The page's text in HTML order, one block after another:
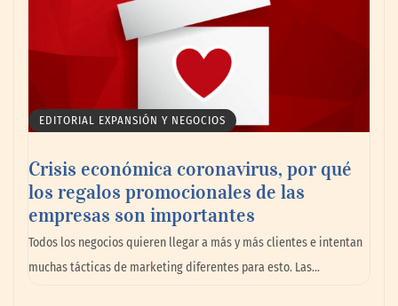
Los 10 mejores expertos en reparación de
persianas en Madrid
EDITORIAL EXPANSIÓN Y NEGOCIOS
Crisis económica coronavirus, por qué
los regalos promocionales de las
empresas son importantes
Todos los negocios quieren llegar a más y más clientes e intentan
muchas tácticas de marketing diferentes para esto. Las…